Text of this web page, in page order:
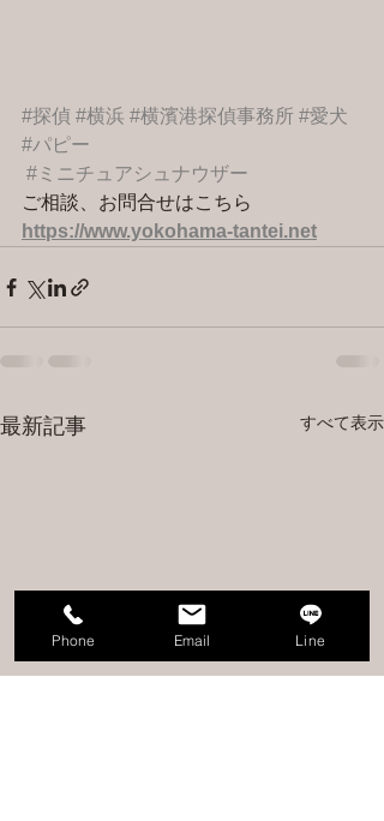
#探偵 #横浜 #横濱港探偵事務所 #愛犬
#パピー
#ミニチュアシュナウザー
ご相談、お問合せはこちら
https://www.yokohama-tantei.net
最新記事 すべて表示
Phone Email Line